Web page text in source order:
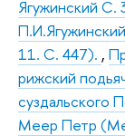
Ягужинский
11. С. 447). ,
рижский
суздальского
Меер Петр